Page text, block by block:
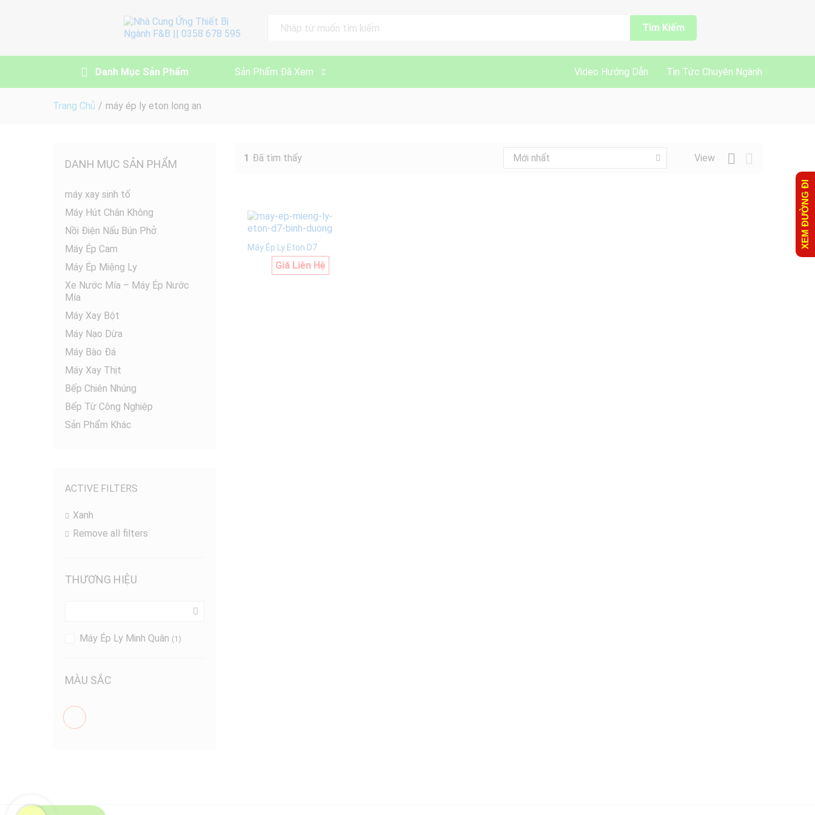
Tìm Kiếm
Danh Mục Sản Phẩm Sản Phẩm Đã Xem Video Hướng Dẫn Tin Tức Chuyên Ngành
Trang Chủ / máy ép ly eton long an
1 Đã tìm thấy View
Mới nhất
Máy Ép Ly Eton D7
Giá Liên Hệ
DANH MỤC SẢN PHẨM
máy xay sinh tố
Máy Hút Chân Không
Nồi Điện Nấu Bún Phở
Máy Ép Cam
Máy Ép Miệng Ly
Xe Nước Mía – Máy Ép Nước
Mía
Máy Xay Bột
Máy Nạo Dừa
Máy Bào Đá
Máy Xay Thịt
Bếp Chiên Nhúng
Bếp Từ Công Nghiệp
Sản Phẩm Khác
ACTIVE FILTERS
Xanh
Remove all filters
THƯƠNG HIỆU
Máy Ép Ly Minh Quân (1)
MÀU SẮC
XEM ĐƯỜNG ĐI